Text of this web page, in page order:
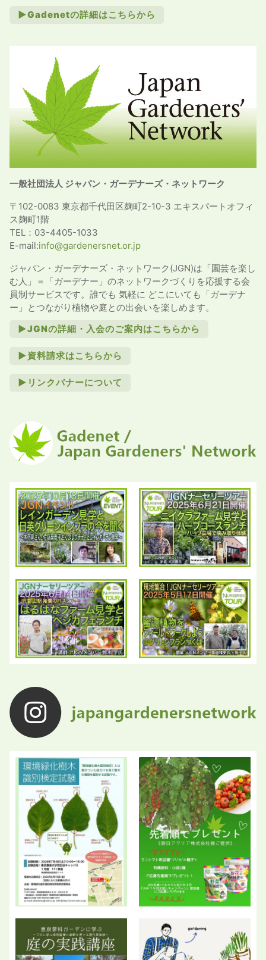
►Gadenetの詳細はこちらから
一般社団法人 ジャパン・ガーデナーズ・ネットワーク
〒102-0083 東京都千代田区麹町2-10-3 エキスパートオフィ
ス麹町1階
TEL：03-4405-1033
E-mail:info@gardenersnet.or.jp
ジャパン・ガーデナーズ・ネットワーク(JGN)は「園芸を楽し
む人」＝「ガーデナー」のネットワークづくりを応援する会
員制サービスです。誰でも 気軽に どこにいても「ガーデナ
ー」とつながり植物や庭との出会いを楽しめます。
►JGNの詳細・入会のご案内はこちらから
►資料請求はこちらから
►リンクバナーについて